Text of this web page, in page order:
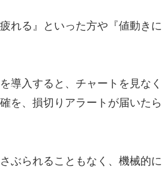
れる』といった方や『値動きに
導入すると、チャートを見なく
を、損切りアラートが届いたら
ぶられることもなく、機械的に